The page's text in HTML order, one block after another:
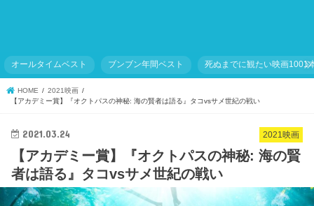
オールタイムベスト ブンブン年間ベスト 死ぬまでに観たい映画1001
HOME
2021映画
【アカデミー賞】『オクトパスの神秘: 海の賢者は語る』タコvsサメ世紀の戦い
2021映画
2021.03.24
【アカデミー賞】『オクトパスの神秘: 海の賢
者は語る』タコvsサメ世紀の戦い